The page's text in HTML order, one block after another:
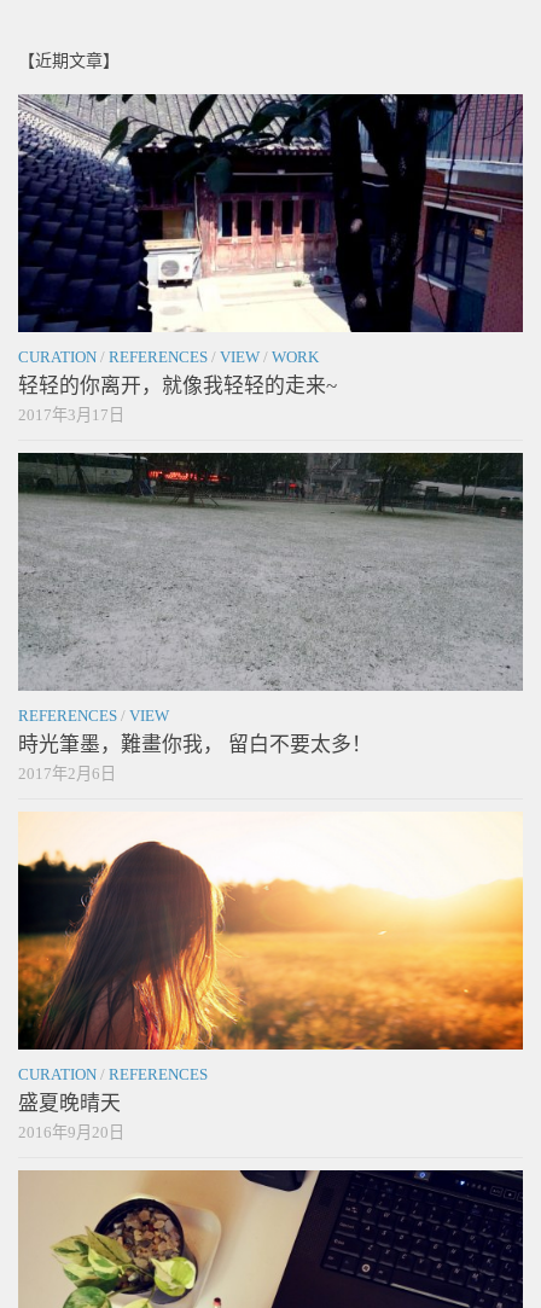
【近期文章】
CURATION / REFERENCES / VIEW / WORK
轻轻的你离开，就像我轻轻的走来~
2017年3月17日
REFERENCES / VIEW
時光筆墨，難畫你我， 留白不要太多！
2017年2月6日
CURATION / REFERENCES
盛夏晚晴天
2016年9月20日